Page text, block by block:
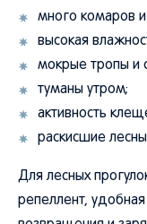
много комаров
высокая
мокрые тропы и
туманы утром;
активность
раскисшие
Для лесных
репеллент,